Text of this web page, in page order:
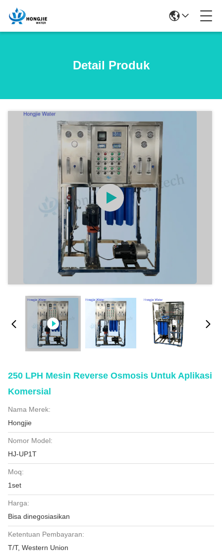
Detail Produk
250 LPH Mesin Reverse Osmosis Untuk Aplikasi
Komersial
Nama Merek:
Hongjie
Nomor Model:
HJ-UP1T
Moq:
1set
Harga:
Bisa dinegosiasikan
Ketentuan Pembayaran:
T/T, Western Union